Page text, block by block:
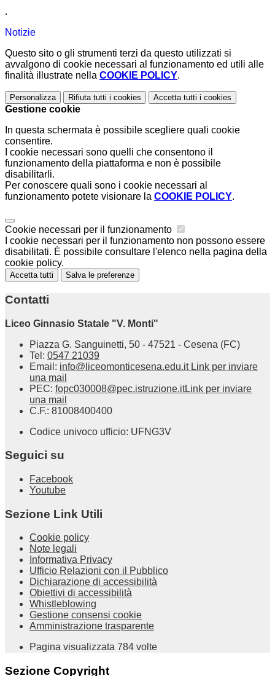
.
Notizie
Questo sito o gli strumenti terzi da questo utilizzati si
avvalgono di cookie necessari al funzionamento ed utili alle
finalità illustrate nella COOKIE POLICY.
Personalizza Rifiuta tutti i cookies Accetta tutti i cookies
Gestione cookie
In questa schermata è possibile scegliere quali cookie
consentire.
I cookie necessari sono quelli che consentono il
funzionamento della piattaforma e non è possibile
disabilitarli.
Per conoscere quali sono i cookie necessari al
funzionamento potete visionare la COOKIE POLICY.
Cookie necessari per il funzionamento
I cookie necessari per il funzionamento non possono essere
disabilitati. È possibile consultare l'elenco nella pagina della
cookie policy.
Accetta tutti Salva le preferenze
Contatti
Liceo Ginnasio Statale "V. Monti"
Piazza G. Sanguinetti, 50 - 47521 - Cesena (FC)
Tel: 0547 21039
Email: info@liceomonticesena.edu.it Link per inviare
una mail
PEC: fopc030008@pec.istruzione.itLink per inviare
una mail
C.F.: 81008400400
Codice univoco ufficio: UFNG3V
Seguici su
Facebook
Youtube
Sezione Link Utili
Cookie policy
Note legali
Informativa Privacy
Ufficio Relazioni con il Pubblico
Dichiarazione di accessibilità
Obiettivi di accessibilità
Whistleblowing
Gestione consensi cookie
Amministrazione trasparente
Pagina visualizzata 784 volte
Sezione Copyright